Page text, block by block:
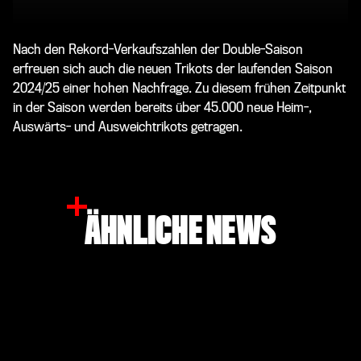
Nach den Rekord-Verkaufszahlen der Double-Saison
erfreuen sich auch die neuen Trikots der laufenden Saison
2024/25 einer hohen Nachfrage. Zu diesem frühen Zeitpunkt
in der Saison werden bereits über 45.000 neue Heim-,
Auswärts- und Ausweichtrikots getragen.
ÄHNLICHE NEWS